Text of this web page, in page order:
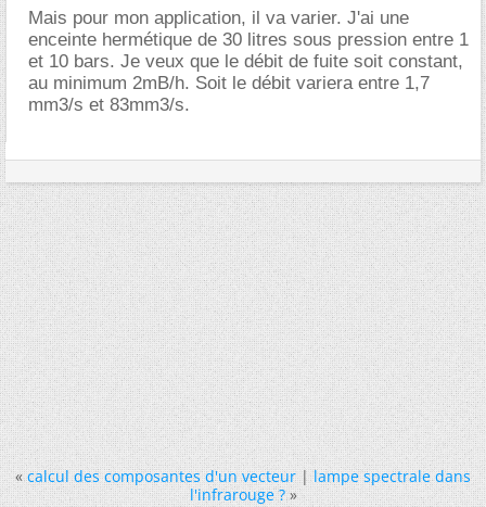
Mais pour mon application, il va varier. J'ai une
enceinte hermétique de 30 litres sous pression entre 1
et 10 bars. Je veux que le débit de fuite soit constant,
au minimum 2mB/h. Soit le débit variera entre 1,7
mm3/s et 83mm3/s.
« calcul des composantes d'un vecteur|lampe spectrale dans
l'infrarouge ? »